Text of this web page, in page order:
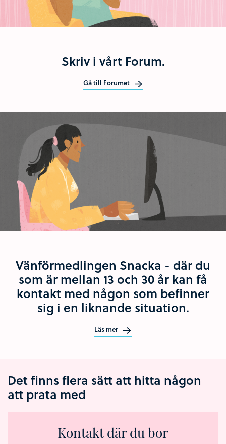
Skriv i vårt Forum.
Gå till Forumet
Vänförmedlingen Snacka - där du
som är mellan 13 och 30 år kan få
kontakt med någon som befinner
sig i en liknande situation.
Läs mer
Det finns flera sätt att hitta någon
att prata med
Kontakt där du bor